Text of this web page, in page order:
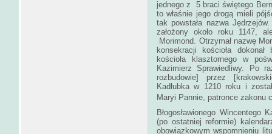
jednego z 5 braci świętego
to właśnie jego drogą mieli
tak powstała nazwa
założony około roku 1147,
Morimond. Otrzymał nazwę
konsekracji kościoła
kościoła klasztornego w
Kazimierz Sprawiedliwy. Po
rozbudowie] przez
Kadłubka w 1210 roku i
Maryi Pannie, patronce
Błogosławionego Wincentego
(po ostatniej reformie)
obowiązkowym wspomnieniu